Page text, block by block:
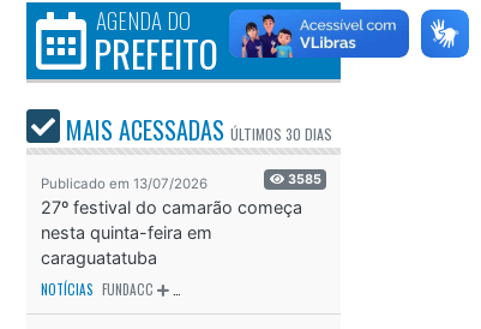
AGENDA DO
PREFEITO
MAIS ACESSADAS ÚLTIMOS 30 DIAS
Publicado em 13/07/2026 3585
27º festival do camarão começa
nesta quinta-feira em
caraguatatuba
NOTÍCIAS FUNDACC